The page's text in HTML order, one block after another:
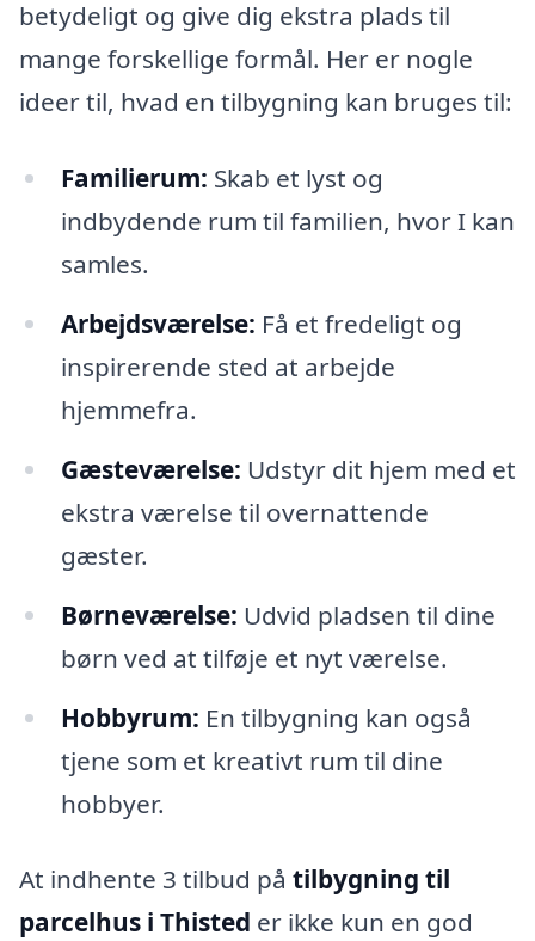
betydeligt og give dig ekstra plads til
mange forskellige formål. Her er nogle
ideer til, hvad en tilbygning kan bruges til:
Familierum: Skab et lyst og
indbydende rum til familien, hvor I kan
samles.
Arbejdsværelse: Få et fredeligt og
inspirerende sted at arbejde
hjemmefra.
Gæsteværelse: Udstyr dit hjem med et
ekstra værelse til overnattende
gæster.
Børneværelse: Udvid pladsen til dine
børn ved at tilføje et nyt værelse.
Hobbyrum: En tilbygning kan også
tjene som et kreativt rum til dine
hobbyer.
At indhente 3 tilbud på tilbygning til
parcelhus i Thisted er ikke kun en god